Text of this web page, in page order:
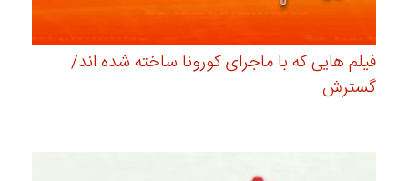
فیلم هایی که با ماجرای کورونا ساخته شده اند/
گسترش